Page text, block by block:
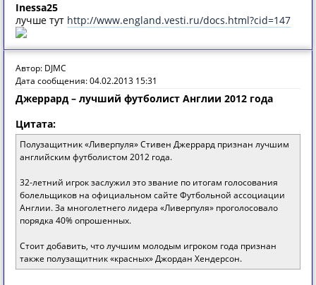
Inessa25
лучше тут http://www.england.vesti.ru/docs.html?cid=147
Автор: DJMC
Дата сообщения: 04.02.2013 15:31
Джеррард – лучший футболист Англии 2012 года
Цитата:
Полузащитник «Ливерпуля» Стивен Джеррард признан лучшим
английским футболистом 2012 года.
32-летний игрок заслужил это звание по итогам голосования
болельщиков на официальном сайте Футбольной ассоциации
Англии. За многолетнего лидера «Ливерпуля» проголосовало
порядка 40% опрошенных.
Стоит добавить, что лучшим молодым игроком года признан
также полузащитник «красных» Джордан Хендерсон.